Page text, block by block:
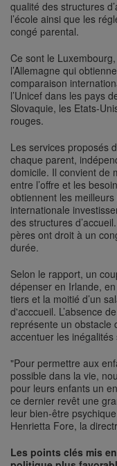
qualité des structures
l’école ainsi que les
congé parental.
Ce sont le
l’Allemagne qui
comparaison
l’Unicef dans les pays
Slovaquie, les Etats-
rouges.
Les services proposés
chaque parent,
domicile. Il convient de
entre l’offre et les
obtiennent les
internationale
des structures
pères ont droit à un
durée.
Selon le rapport, un
dépenser en Irlande,
tiers et la moitié d’un
d'acccueil. L’absence
représente un obstacle
accentuer les
"Pour permettre aux
possible dans la vie,
pour leurs enfants un
ce dernier revêt une
leur bien-être
Henrietta Fore, la
Les points clés mis